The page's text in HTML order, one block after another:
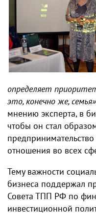
определяет
это, конечно же, семья»
мнению эксперта, в
чтобы он стал
отношения во всех
Тему важности
бизнеса поддержал
Совета ТПП РФ по
инвестиционной